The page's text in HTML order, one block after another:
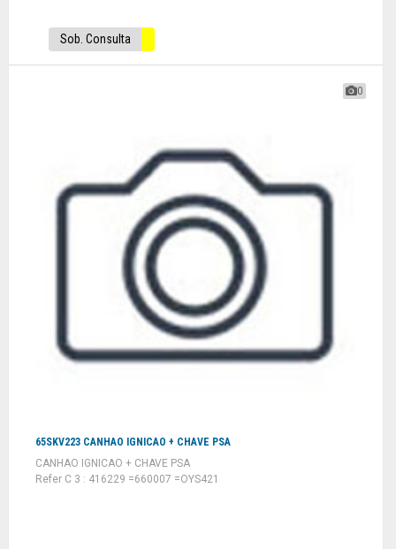
Sob. Consulta
0
65SKV223 CANHAO IGNICAO + CHAVE PSA
CANHAO IGNICAO + CHAVE PSA
Refer C 3 : 416229 =660007 =OYS421